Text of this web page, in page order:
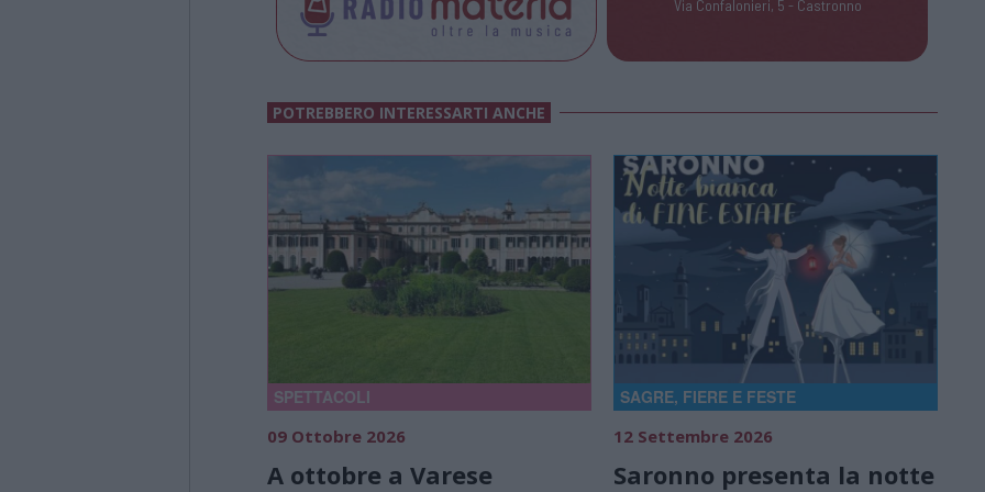
Via Confalonieri, 5 - Castronno
POTREBBERO INTERESSARTI ANCHE
SPETTACOLI
09 Ottobre 2026
A ottobre a Varese
SAGRE, FIERE E FESTE
12 Settembre 2026
Saronno presenta la notte